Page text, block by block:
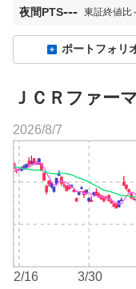
夜間PTS--- 東証終値比
ポートフォリ
ＪＣＲファー
2/16 3/30
2026/8/7